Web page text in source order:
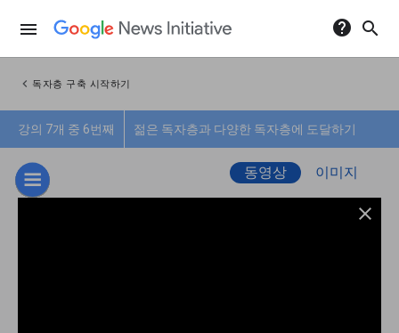
menu help search
chevron_left 독자층 구축 시작하기
강의 7개 중 6번째 젊은 독자층과 다양한 독자층에 도달하기
동영상 이미지
close